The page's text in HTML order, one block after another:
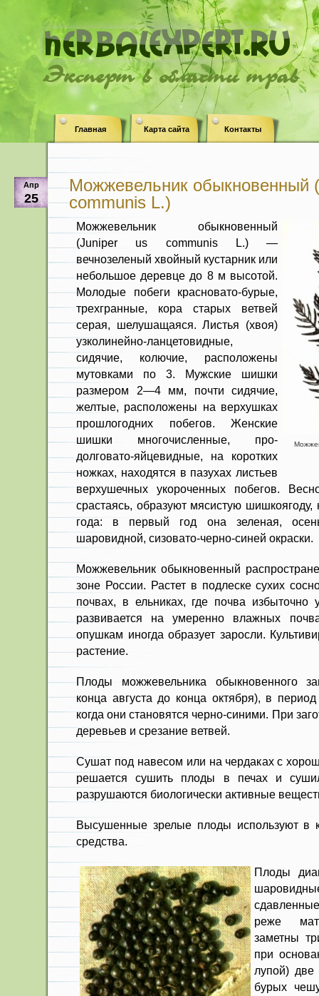
Эксперт в области трав
Главная Карта сайта Контакты
Апр
25
Можжевельник обыкновенный
communis L.)
Можжевельник обыкновенный
(Juniper us communis L.) —
вечнозеленый хвойный кустарник или
небольшое деревце до 8 м высотой.
Молодые побеги красновато-бурые,
трехгранные, кора старых ветвей
серая, шелушащаяся. Листья (хвоя)
узколи­нейно-ланцетовидные,
сидячие, колю­чие, расположены
мутовками по 3. Мужские шишки
размером 2—4 мм, почти сидячие,
желтые, расположены на верхушках
прошлогодних побегов. Женские
шишки многочисленные, про­
долговато-яйцевидные, на коротких
ножках, находятся в пазухах листьев
верхушечных укороченных побегов.
срастаясь, образуют мясистую шишкоягоду,
года: в первый год она зеленая,
шаровидной, сизовато-черно-синей окраски.
Можжевельник обыкновенный
зоне России. Растет в подлеске сухих
почвах, в ель­никах, где почва избыточно
развивается на умеренно влажных
опушкам иногда образует заросли.
рас­тение.
Плоды можжевельника обыкновен­ного
конца августа до конца октября), в
когда они ста­новятся черно-синими. При
деревьев и срезание ветвей.
Сушат под навесом или на чер­даках с
решается сушить плоды в печах и
разрушают­ся биологически активные
Высушенные зрелые плоды используют в
средства.
Плоды
реже
заметны
при
лупой) две
бурых